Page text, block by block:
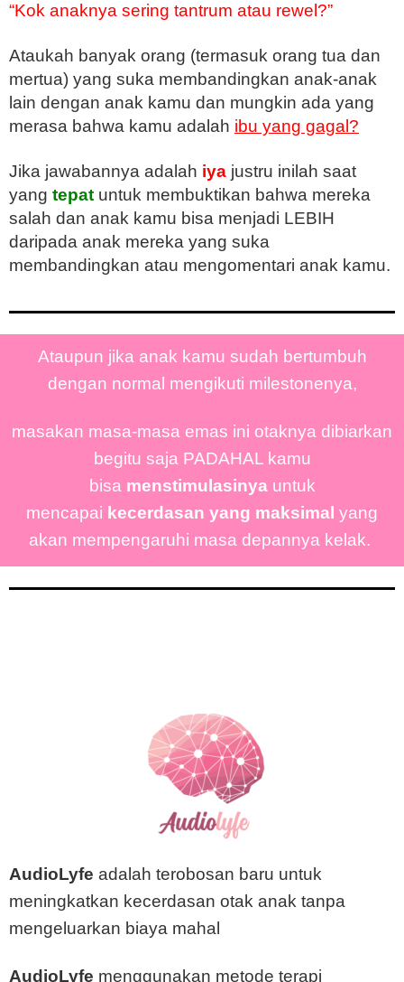
“Kok anaknya sering tantrum atau rewel?”
Ataukah banyak orang (termasuk orang tua dan
mertua) yang suka membandingkan anak-anak
lain dengan anak kamu dan mungkin ada yang
merasa bahwa kamu adalah ibu yang gagal?
Jika jawabannya adalah iya justru inilah saat
yang tepat untuk membuktikan bahwa mereka
salah dan anak kamu bisa menjadi LEBIH
daripada anak mereka yang suka
membandingkan atau mengomentari anak kamu.
Ataupun jika anak kamu sudah bertumbuh
dengan normal mengikuti milestonenya,
masakan masa-masa emas ini otaknya dibiarkan
begitu saja PADAHAL kamu
bisa menstimulasinyauntuk
mencapai kecerdasan yang maksimal yang
akan mempengaruhi masa depannya kelak.
AudioLyfe adalah terobosan baru untuk
meningkatkan kecerdasan otak anak tanpa
mengeluarkan biaya mahal
AudioLyfe menggunakan metode terapi